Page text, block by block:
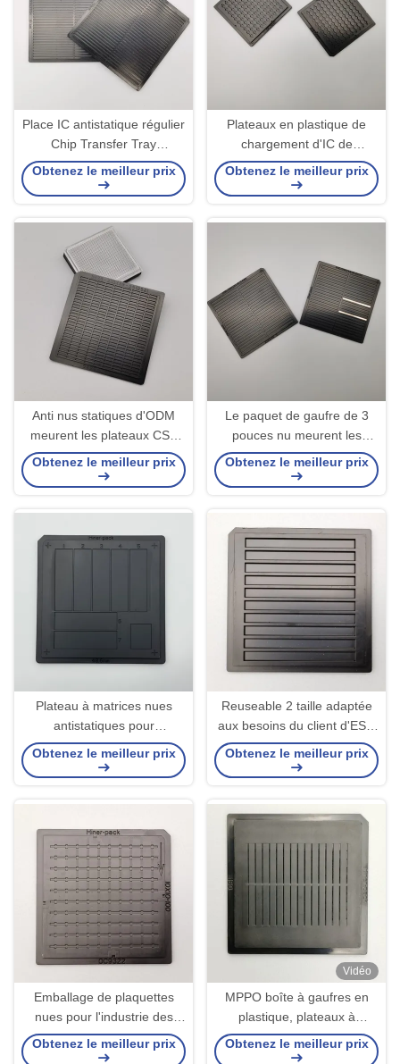
Place IC antistatique régulier
Chip Transfer Tray
Environmental Friendly
Obtenez le meilleur prix
Plateaux en plastique de
chargement d'IC de
gaufrette nue plateaux
d'expédition d'ESD de 2
Obtenez le meilleur prix
Anti nus statiques d'ODM
meurent les plateaux CSP
Chip Scale Package
Transporting IC
Obtenez le meilleur prix
Le paquet de gaufre de 3
pouces nu meurent les
plateaux 44PCS favorables à
l'environnement
Obtenez le meilleur prix
Plateau à matrices nues
antistatiques pour
emballages à échelle de
copeaux résistant à des
Obtenez le meilleur prix
Reuseable 2 taille adaptée
aux besoins du client d'ESD
de plateaux de matrice de
pouce par ABS noirs nus
Obtenez le meilleur prix
Emballage de plaquettes
nues pour l'industrie des
semi-conducteurs
électroniques
Obtenez le meilleur prix
Vidéo
MPPO boîte à gaufres en
plastique, plateaux à
matrices pour micro-barres
électroniques
Obtenez le meilleur prix